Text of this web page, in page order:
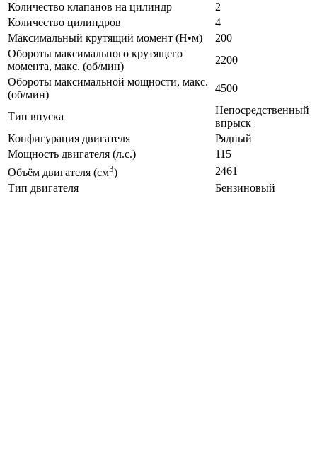
Количество клапанов на цилиндр
2
Количество цилиндров
4
Максимальный крутящий момент (Н•м)
200
Обороты максимального крутящего
момента, макс. (об/мин)
2200
Обороты максимальной мощности, макс.
(об/мин)
4500
Тип впуска
Непосредственный
впрыск
Конфигурация двигателя
Рядный
Мощность двигателя (л.с.)
115
Объём двигателя (см3)
2461
Тип двигателя
Бензиновый